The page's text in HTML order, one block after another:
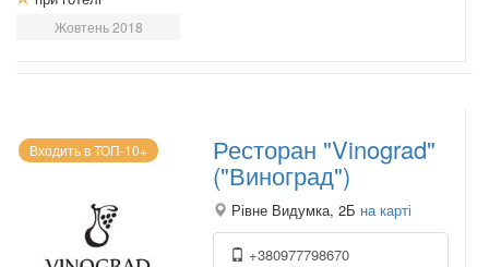
Жовтень 2018
Входить в ТОП-10+ Ресторан "Vinograd"
("Виноград")
Рівне Видумка, 2Б на карті
+380977798670